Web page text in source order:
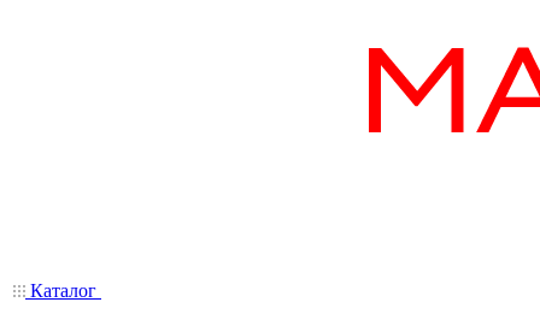
Каталог